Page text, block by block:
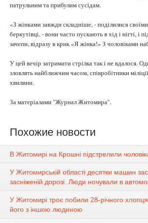
патрульним та прибулим сусідам.
«З жінками завжди складніше, - поділилися
беркутівці, - вони часто пускають в хід і нігті, і
зачепи, відразу в крик «Я жінка!» З чоловіками
У цей вечір затримати стрілка так і не вдалося.
зловлять найближчим часом, співробітники
хвилини.
За матеріалами "Журнал Житомира".
Похожие новости
В Житомирі на Крошні підстрелили
У Житомирській області десятки машин
засніженій дорозі. Люди ночували в
У Житомирі троє побили 28-річного
його з іншою людиною